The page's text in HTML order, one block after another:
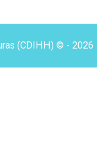
(CDIHH) © - 2026